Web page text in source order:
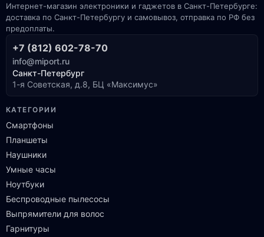
Интернет-магазин электроники и гаджетов в Санкт-Петербурге:
доставка по Санкт-Петербургу и самовывоз, отправка по РФ без
предоплаты.
+7 (812) 602-78-70
info@miport.ru
Санкт-Петербург
1-я Советская, д.8, БЦ «Максимус»
КАТЕГОРИИ
Смартфоны
Планшеты
Наушники
Умные часы
Ноутбуки
Беспроводные пылесосы
Выпрямители для волос
Гарнитуры